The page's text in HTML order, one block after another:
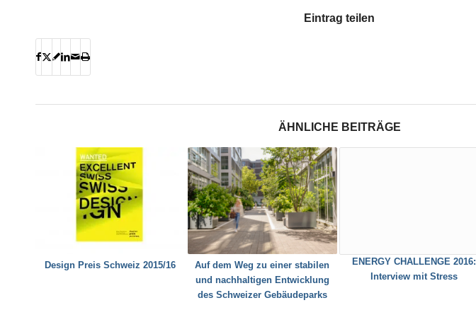
Eintrag teilen
ÄHNLICHE BEITRÄGE
Design Preis Schweiz 2015/16
Auf dem Weg zu einer stabilen
und nachhaltigen Entwicklung
des Schweizer Gebäudeparks
ENERGY CHALLENGE 2016:
Interview mit Stress